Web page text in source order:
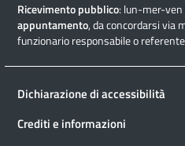
Ricevimento pubblico: lun-mer-
appuntamento, da concordarsi via
funzionario responsabile o
Dichiarazione di accessibilità
Crediti e informazioni